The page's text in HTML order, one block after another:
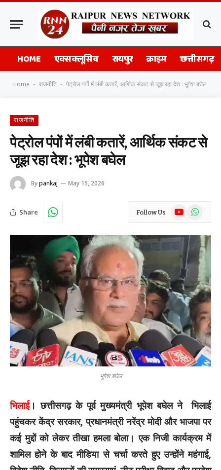
HOME एक्सक्लूसिव रायपुर क्राइम छत्तीसगढ़
Home - राजनीति - पेट्रोल पंपों में लंबी कतारें, आर्थिक संकट से जूझ रहा देश : भूपेश बघेल
राजनीति
पेट्रोल पंपों में लंबी कतारें, आर्थिक संकट से
जूझ रहा देश : भूपेश बघेल
Bypankaj May 15, 2026
Share Follow Us YouTubeWhatsApp
भूपेश बघेल
भिलाई। छत्तीसगढ़ के पूर्व मुख्यमंत्री भूपेश बघेल ने भिलाई
पहुंचकर केंद्र सरकार, प्रधानमंत्री नरेंद्र मोदी और भाजपा पर
कई मुद्दों को लेकर तीखा हमला बोला। एक निजी कार्यक्रम में
शामिल होने के बाद मीडिया से चर्चा करते हुए उन्होंने महंगाई,